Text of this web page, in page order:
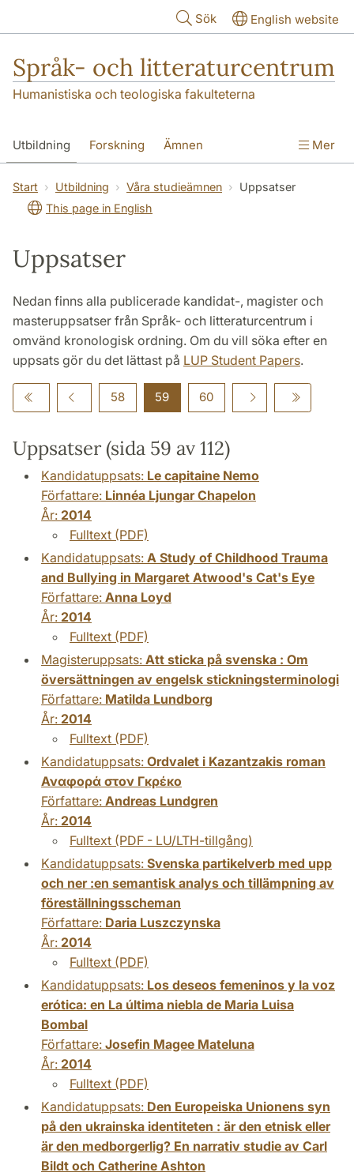
Sök English website
Språk- och litteraturcentrum
Humanistiska och teologiska fakulteterna
Utbildning Forskning Ämnen
SOL-husen Kontakt Institutionen
översättning till svenska
Mer
Start Utbildning Våra studieämnen
Uppsatser
This page in English
Uppsatser
Nedan finns alla publicerade kandidat-, magister och
masteruppsatser från Språk- och litteraturcentrum i
omvänd kronologisk ordning. Om du vill söka efter en
uppsats gör du det lättast på LUP Student Papers.
58 59 60
Uppsatser (sida 59 av 112)
Kandidatuppsats: Le capitaine Nemo
Författare: Linnéa Ljungar Chapelon
År: 2014
Fulltext (PDF)
Kandidatuppsats: A Study of Childhood Trauma
and Bullying in Margaret Atwood's Cat's Eye
Författare: Anna Loyd
År: 2014
Fulltext (PDF)
Magisteruppsats: Att sticka på svenska : Om
översättningen av engelsk stickningsterminologi
Författare: Matilda Lundborg
År: 2014
Fulltext (PDF)
Kandidatuppsats: Ordvalet i Kazantzakis roman
Αναφορά στον Γκρέκο
Författare: Andreas Lundgren
År: 2014
Fulltext (PDF - LU/LTH-tillgång)
Kandidatuppsats: Svenska partikelverb med upp
och ner :en semantisk analys och tillämpning av
föreställningsscheman
Författare: Daria Luszczynska
År: 2014
Fulltext (PDF)
Kandidatuppsats: Los deseos femeninos y la voz
erótica: en La última niebla de Maria Luisa
Bombal
Författare: Josefin Magee Mateluna
År: 2014
Fulltext (PDF)
Kandidatuppsats: Den Europeiska Unionens syn
på den ukrainska identiteten : är den etnisk eller
är den medborgerlig? En narrativ studie av Carl
Bildt och Catherine Ashton